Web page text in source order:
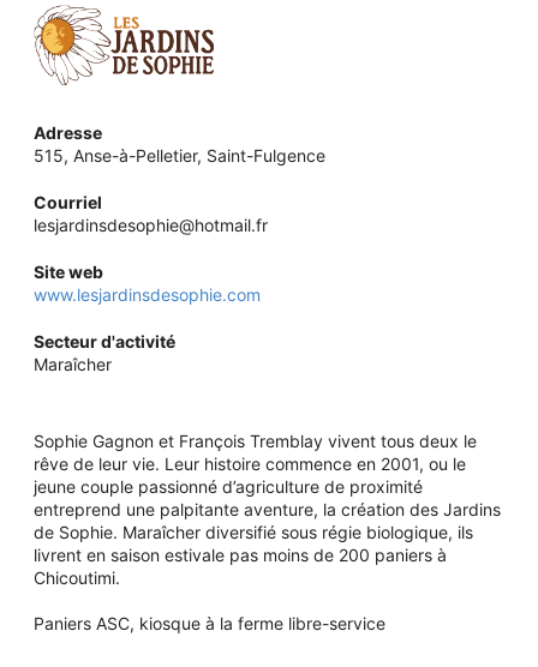
Adresse
515, Anse-à-Pelletier, Saint-Fulgence
Courriel
lesjardinsdesophie@hotmail.fr
Site web
www.lesjardinsdesophie.com
Secteur d'activité
Maraîcher
Sophie Gagnon et François Tremblay vivent tous deux le
rêve de leur vie. Leur histoire commence en 2001, ou le
jeune couple passionné d’agriculture de proximité
entreprend une palpitante aventure, la création des Jardins
de Sophie. Maraîcher diversifié sous régie biologique, ils
livrent en saison estivale pas moins de 200 paniers à
Chicoutimi.
Paniers ASC, kiosque à la ferme libre-service